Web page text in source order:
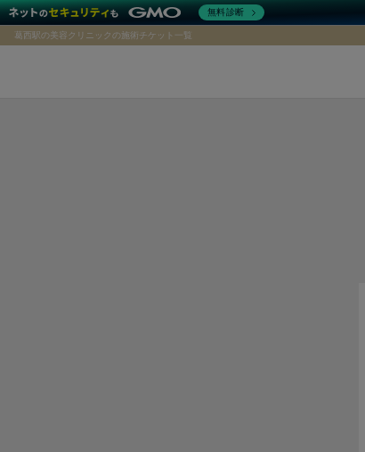
葛西駅の美容クリニックの施術チケット一覧
無料診断